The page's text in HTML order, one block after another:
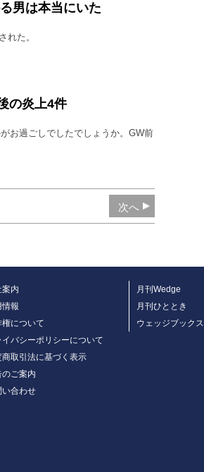
男は本当にいた
れた。
の炎上4件
お過ごしでしたでしょうか。GW前
次へ
案内
情報
権について
イバシーポリシーについて
商取引法に基づく表示
のご案内
い合わせ
月刊Wedge
月刊ひととき
ウェッジブックス